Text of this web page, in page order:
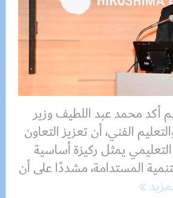
محمد عبد اللطيف وزير
الفني، أن تعزيز التعاون
يمثل ركيزة أساسية
المستدامة، مشددًا على أن